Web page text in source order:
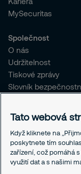
MySecuritas
Společnost
O nás
Udržitelnost
Tiskové zprávy
Slovník
Právní informace
Ochrana osobních
Obchodní podmínky
Linka integrity
Tato webová
Když kliknete na
poskytnete tím
zařízení, což pomáhá
využití dat a s našimi